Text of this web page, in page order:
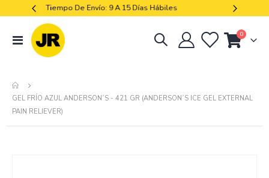
Libres De Iva
navegación
Cart
0artículos
GEL FRÍO AZUL ANDERSON´S - 421 GR (ANDERSON´S ICE GEL EXTERNAL
PAIN RELIEVER)